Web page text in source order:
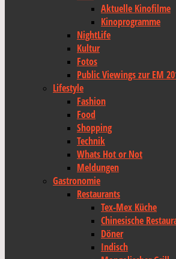
Aktuelle Kinofilme
Kinoprogramme
NightLife
Kultur
Fotos
Public Viewings zur EM
Lifestyle
Fashion
Food
Shopping
Technik
Whats Hot or Not
Meldungen
Gastronomie
Restaurants
Tex-Mex Küche
Chinesische
Döner
Indisch